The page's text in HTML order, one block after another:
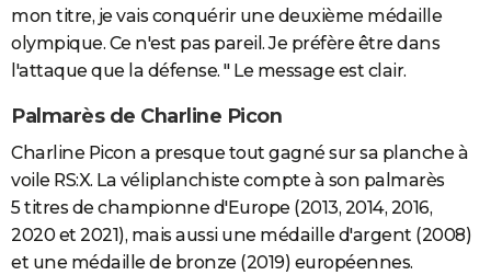
mon titre, je vais conquérir une deuxième médaille
olympique. Ce n'est pas pareil. Je préfère être dans
l'attaque que la défense. " Le message est clair.
Palmarès de Charline Picon
Charline Picon a presque tout gagné sur sa planche à
voile RS:X. La véliplanchiste compte à son palmarès
5 titres de championne d'Europe (2013, 2014, 2016,
2020 et 2021), mais aussi une médaille d'argent (2008)
et une médaille de bronze (2019) européennes.